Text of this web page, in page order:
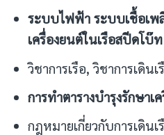
ระบบไฟฟ้า ระบบเชื้อเพ
เครื่องยนต์ในเรือสปีดโบ๊ท
วิชาการเรือ, วิชาการเดินเ
การทำตารางบำรุงรักษาเ
กฎหมายเกี่ยวกับการเดินเ